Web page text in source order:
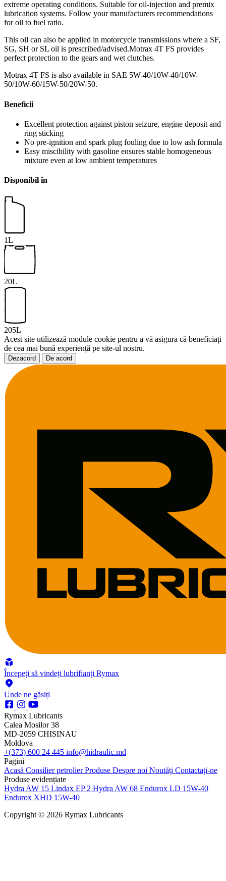
extreme operating conditions. Suitable for oil-injection and premix
lubrication systems. Follow your manufacturers recommendations
for oil to fuel ratio.
This oil can also be applied in motorcycle transmissions where a SF,
SG, SH or SL oil is prescribed/advised.Motrax 4T FS provides
perfect protection to the gears and wet clutches.
Motrax 4T FS is also available in SAE 5W-40/10W-40/10W-
50/10W-60/15W-50/20W-50.
Beneficii
Excellent protection against piston seizure, engine deposit and
ring sticking
No pre-ignition and spark plug fouling due to low ash formula
Easy miscibility with gasoline ensures stable homogeneous
mixture even at low ambient temperatures
Disponibil în
1L
20L
205L
Acest site utilizează module cookie pentru a vă asigura că beneficiați
de cea mai bună experiență pe site-ul nostru.
Dezacord De acord
Începeți să vindeți lubrifianți Rymax
Unde ne găsiți
Rymax Lubricants
Calea Mosilor 38
MD-2059 CHISINAU
Moldova
+(373) 600 24 445 info@hidraulic.md
Pagini
Acasă Consilier petrolierProduse Despre noi Noutăți Contactați-ne
Produse evidențiate
Hydra AW 15 Lindax EP 2 Hydra AW 68 Endurox LD 15W-40
Endurox XHD 15W-40
Copyright © 2026 Rymax Lubricants